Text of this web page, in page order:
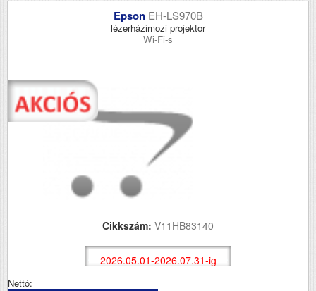
Epson EH-LS970B
lézerházimozi projektor
Wi-Fi-s
Cikkszám: V11HB83140
2026.05.01-2026.07.31-ig
Nettó: